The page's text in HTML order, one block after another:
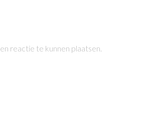
reactie te kunnen plaatsen.